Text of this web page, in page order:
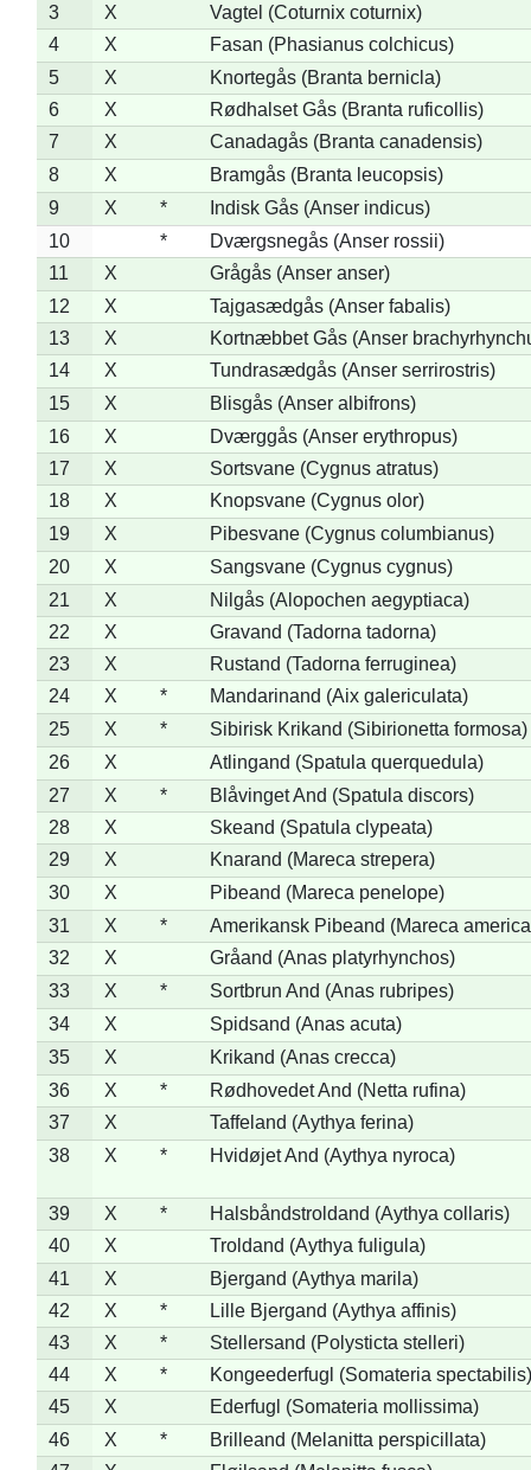
3
X
Vagtel (Coturnix coturnix)
4
X
Fasan (Phasianus colchicus)
5
X
Knortegås (Branta bernicla)
6
X
Rødhalset Gås (Branta ruficollis)
7
X
Canadagås (Branta canadensis)
8
X
Bramgås (Branta leucopsis)
9
X *
Indisk Gås (Anser indicus)
10
*
Dværgsnegås (Anser rossii)
11
X
Grågås (Anser anser)
12
X
Tajgasædgås (Anser fabalis)
13
X
Kortnæbbet Gås (Anser
14
X
Tundrasædgås (Anser serrirostris)
15
X
Blisgås (Anser albifrons)
16
X
Dværggås (Anser erythropus)
17
X
Sortsvane (Cygnus atratus)
18
X
Knopsvane (Cygnus olor)
19
X
Pibesvane (Cygnus columbianus)
20
X
Sangsvane (Cygnus cygnus)
21
X
Nilgås (Alopochen aegyptiaca)
22
X
Gravand (Tadorna tadorna)
23
X
Rustand (Tadorna ferruginea)
24
X *
Mandarinand (Aix galericulata)
25
X *
Sibirisk Krikand (Sibirionetta formosa)
26
X
Atlingand (Spatula querquedula)
27
X *
Blåvinget And (Spatula discors)
28
X
Skeand (Spatula clypeata)
29
X
Knarand (Mareca strepera)
30
X
Pibeand (Mareca penelope)
31
X *
Amerikansk Pibeand (Mareca
32
X
Gråand (Anas platyrhynchos)
33
X *
Sortbrun And (Anas rubripes)
34
X
Spidsand (Anas acuta)
35
X
Krikand (Anas crecca)
36
X *
Rødhovedet And (Netta rufina)
37
X
Taffeland (Aythya ferina)
38
X * Hvidøjet And (Aythya nyroca)
39 X *
Halsbåndstroldand (Aythya collaris)
40
X
Troldand (Aythya fuligula)
41
X
Bjergand (Aythya marila)
42
X *
Lille Bjergand (Aythya affinis)
43
X *
Stellersand (Polysticta stelleri)
44
X *
Kongeederfugl (Somateria spectabilis)
45
X
Ederfugl (Somateria mollissima)
46
X *
Brilleand (Melanitta perspicillata)